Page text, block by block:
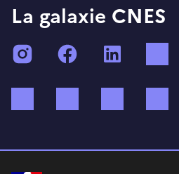
La galaxie CNES
InstagramFacebook